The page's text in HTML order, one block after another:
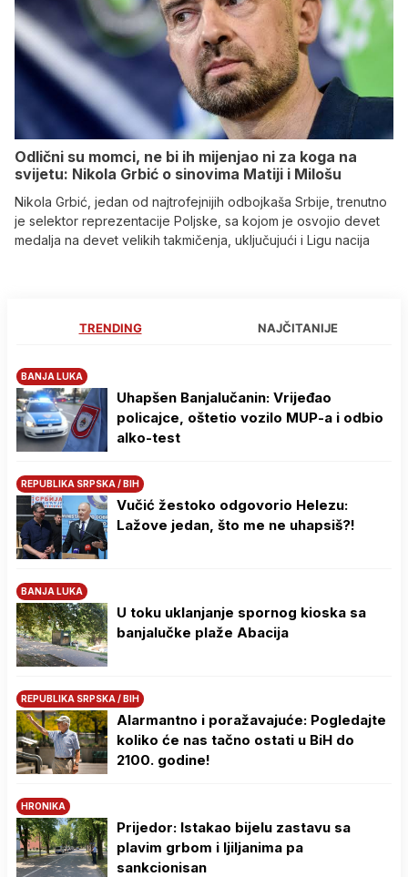
Odlični su momci, ne bi ih mijenjao ni za koga na
svijetu: Nikola Grbić o sinovima Matiji i Milošu
Nikola Grbić, jedan od najtrofejnijih odbojkaša Srbije, trenutno
je selektor reprezentacije Poljske, sa kojom je osvojio devet
medalja na devet velikih takmičenja, uključujući i Ligu nacija
TRENDING NAJČITANIJE
BANJA LUKA
Uhapšen Banjalučanin: Vrijeđao
policajce, oštetio vozilo MUP-a i odbio
alko-test
REPUBLIKA SRPSKA / BIH
Vučić žestoko odgovorio Helezu:
Lažove jedan, što me ne uhapsiš?!
BANJA LUKA
U toku uklanjanje spornog kioska sa
banjalučke plaže Abacija
REPUBLIKA SRPSKA / BIH
Alarmantno i poražavajuće: Pogledajte
koliko će nas tačno ostati u BiH do
2100. godine!
HRONIKA
Prijedor: Istakao bijelu zastavu sa
plavim grbom i ljiljanima pa
sankcionisan